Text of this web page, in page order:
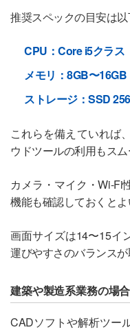
推奨スペックの目安は以
CPU：Core i5クラス
メモリ：8GB〜16GB
ストレージ：SSD
これらを備えていれば
ウドツールの利用もスム
カメラ・マイク・Wi-Fi
機能も確認しておくとよ
画面サイズは14〜15イ
運びやすさのバランスが
建築や製造系業務の場合
CADソフトや解析ツー